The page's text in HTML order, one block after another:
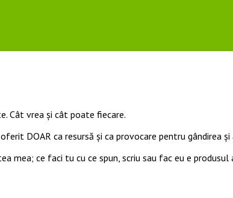
Cât vrea şi cât poate fiecare.
DOAR ca resursă şi ca provocare pentru gândirea și
mea; ce faci tu cu ce spun, scriu sau fac eu e